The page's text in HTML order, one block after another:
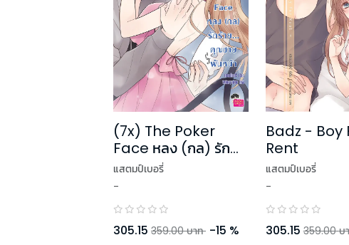
(7x) The Poker
Face หลง (กล) รัก
ร้าย คุณชายพันหน้า
แสตมป์เบอรี่
-
305.15 359.00 บาท -15 %
Badz - Boy
Rent
แสตมป์เบอรี่
-
305.15 359.00 บ